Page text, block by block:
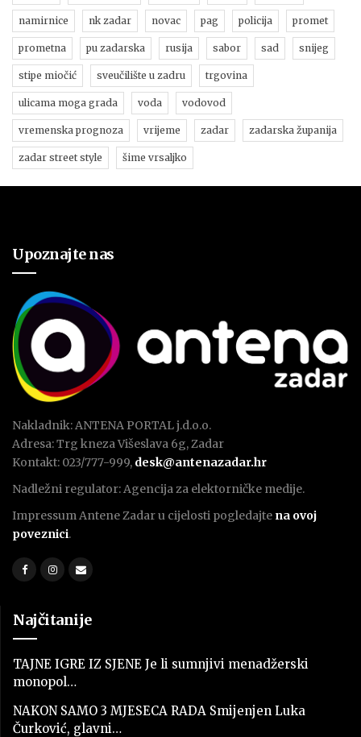
namirnice nk zadar novac pag policija promet
prometna pu zadarska rusija sabor sad snijeg
stipe miočić sveučilište u zadru trgovina
ulicama moga grada voda vodovod
vremenska prognoza vrijeme zadar zadarska županija
zadar street style šime vrsaljko
Upoznajte nas
Nakladnik: ANTENA PORTAL j.d.o.o.
Adresa: Trg kneza Višeslava 6g, Zadar
Kontakt: 023/777-999, desk@antenazadar.hr
Nadležni regulator: Agencija za elektorničke medije.
Impressum Antene Zadar u cijelosti pogledajte na ovoj
poveznici.
Najčitanije
TAJNE IGRE IZ SJENE Je li sumnjivi menadžerski
monopol…
NAKON SAMO 3 MJESECA RADA Smijenjen Luka
Čurković, glavni…